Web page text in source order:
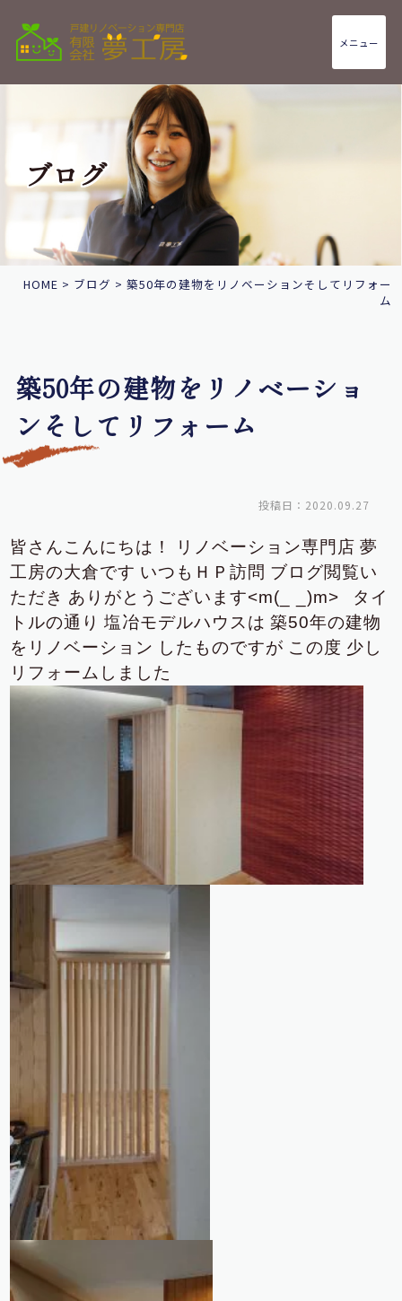
メニュー
ブログ
HOME > ブログ > 築50年の建物をリノベーションそしてリフォー
ム
築50年の建物をリノベーショ
ンそしてリフォーム
投稿日：2020.09.27
皆さんこんにちは！ リノベーション専門店 夢
工房の大倉です いつもＨＰ訪問 ブログ閲覧い
ただき ありがとうございます<m(_ _)m>
タイ
トルの通り 塩冶モデルハウスは 築50年の建物
をリノベーション したものですが この度 少し
リフォームしました